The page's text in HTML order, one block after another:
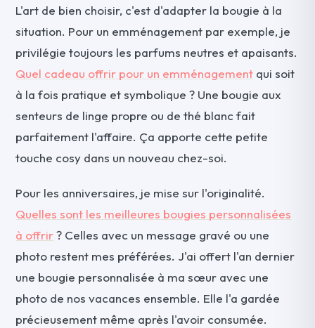
L'art de bien choisir, c'est d'adapter la bougie à la
situation. Pour un emménagement par exemple, je
privilégie toujours les parfums neutres et apaisants.
Quel cadeau offrir pour un emménagement qui soit
à la fois pratique et symbolique ? Une bougie aux
senteurs de linge propre ou de thé blanc fait
parfaitement l'affaire. Ça apporte cette petite
touche cosy dans un nouveau chez-soi.
Pour les anniversaires, je mise sur l'originalité.
Quelles sont les meilleures bougies personnalisées
à offrir? Celles avec un message gravé ou une
photo restent mes préférées. J'ai offert l'an dernier
une bougie personnalisée à ma sœur avec une
photo de nos vacances ensemble. Elle l'a gardée
précieusement même après l'avoir consumée.